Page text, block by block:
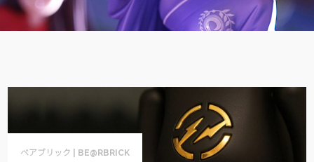
ベアブリック | BE@RBRICK